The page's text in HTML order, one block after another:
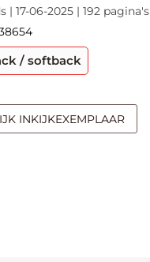
| 17-06-2025 | 192 pagina's
/ softback
INKIJKEXEMPLAAR